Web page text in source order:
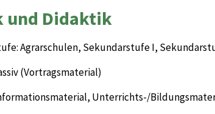
und Didaktik
Agrarschulen, Sekundarstufe I,
(Vortragsmaterial)
Unterrichts-/